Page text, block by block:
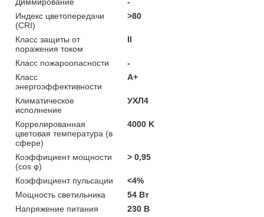
Индекс цветопередачи
(CRI)
>80
Класс защиты от
поражения током
II
Класс пожароопасности
-
Класс
энергоэффективности
A+
Климатическое
исполнение
УХЛ4
Коррелированная
цветовая температура (в
сфере)
4000 K
Коэффициент мощности
(cos φ)
> 0,95
Коэффициент пульсации
<4%
Мощность светильника
54 Вт
Напряжение питания
230 В